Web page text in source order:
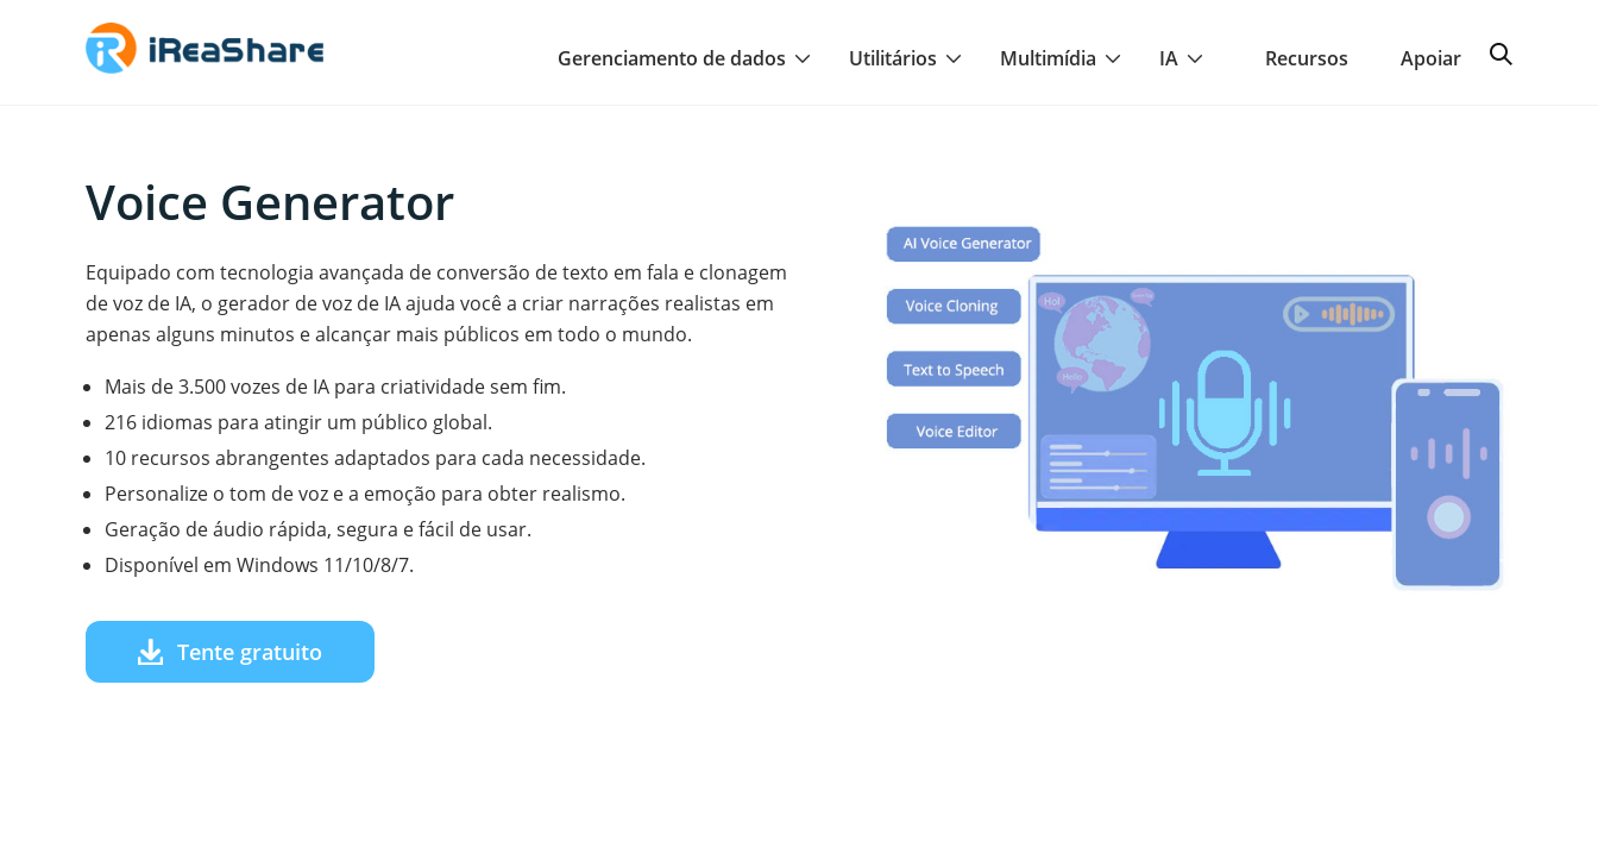
Gerenciamento de dados Utilitários Multimídia IA Recursos Apoiar
Voice Generator
Equipado com tecnologia avançada de conversão de texto em fala e clonagem
de voz de IA, o gerador de voz de IA ajuda você a criar narrações realistas em
apenas alguns minutos e alcançar mais públicos em todo o mundo.
Mais de 3.500 vozes de IA para criatividade sem fim.
216 idiomas para atingir um público global.
10 recursos abrangentes adaptados para cada necessidade.
Personalize o tom de voz e a emoção para obter realismo.
Geração de áudio rápida, segura e fácil de usar.
Disponível em Windows 11/10/8/7.
Tente gratuito